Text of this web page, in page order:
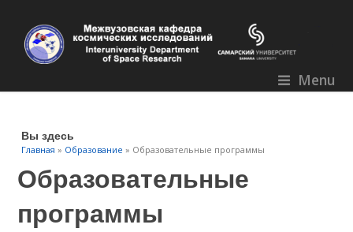
Menu
Вы здесь
Главная » Образование » Образовательные программы
Образовательные
программы